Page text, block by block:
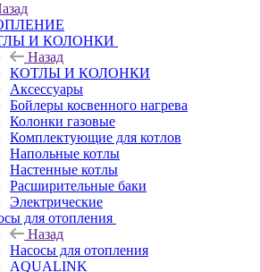
И КОЛОНКИ
Назад
КОТЛЫ И КОЛОНКИ
Аксессуары
Бойлеры косвенного нагрева
Колонки газовые
Комплектующие для котлов
Напольные котлы
Настенные котлы
Расширительные баки
Электрические
для отопления
Назад
Насосы для отопления
AQUALINK